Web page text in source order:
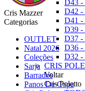
D43 -
D42
D41
D39 -
D37
D36
D32
CRIS
Voltar
Cris Poletto
Cris Mazzer
Categorias
OUTLET
Natal 2026
Coleções
Sarja
Barrados
Panos De Copa